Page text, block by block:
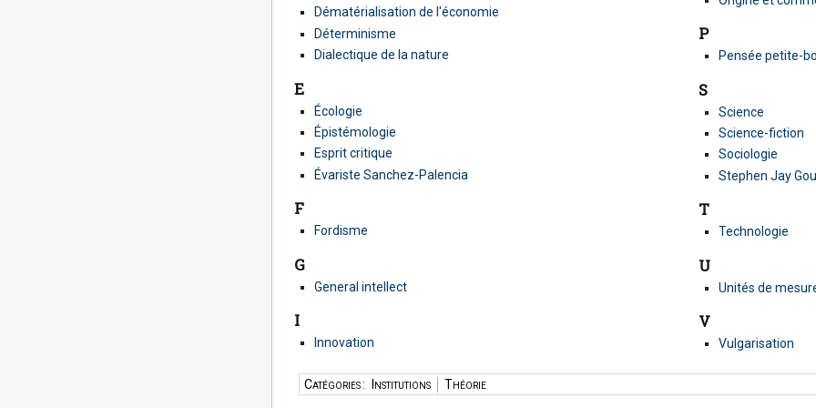
Dématérialisation de l'économie
Déterminisme
Dialectique de la nature
E
Écologie
Épistémologie
Esprit critique
Évariste Sanchez-Palencia
F
Fordisme
G
General intellect
I
Innovation
P
Pensée petite-
S
Science
Science-fiction
Sociologie
Stephen Jay
T
Technologie
U
Unités de
V
Vulgarisation
Catégories: Institutions Théorie